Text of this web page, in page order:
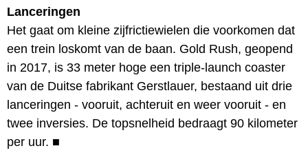
Lanceringen
Het gaat om kleine zijfrictiewielen die voorkomen dat
een trein loskomt van de baan. Gold Rush, geopend
in 2017, is 33 meter hoge een triple-launch coaster
van de Duitse fabrikant Gerstlauer, bestaand uit drie
lanceringen - vooruit, achteruit en weer vooruit - en
twee inversies. De topsnelheid bedraagt 90 kilometer
per uur. ■